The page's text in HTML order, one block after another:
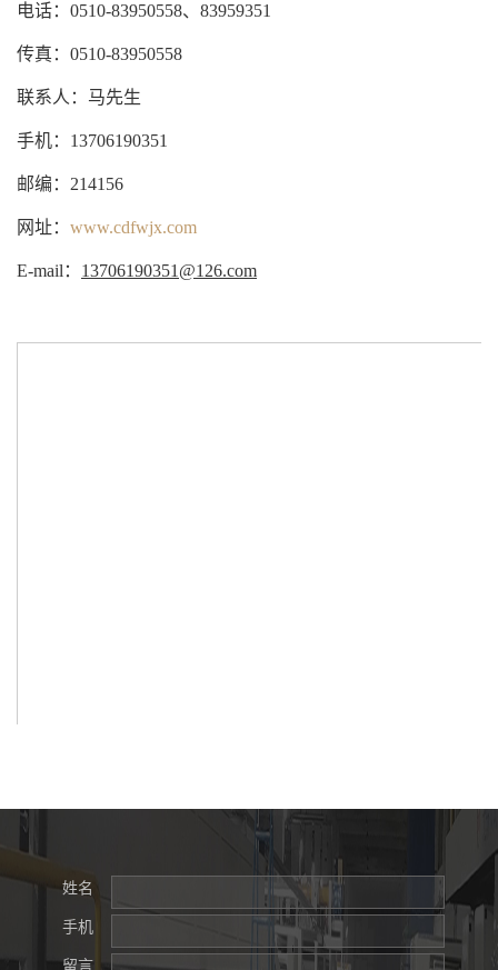
电话：0510-83950558、83959351
传真：0510-83950558
联系人：马先生
手机：13706190351
邮编：214156
网址： www.cdfwjx.com
E-mail： 13706190351@126.com
姓名
手机
留言